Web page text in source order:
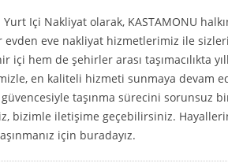
Yurt Içi Nakliyat olarak, KASTAMONU
evden eve nakliyat hizmetlerimiz ile
içi hem de şehirler arası taşımacılıkta
en kaliteli hizmeti sunmaya devam
taşınma sürecini sorunsuz
bizimle iletişime geçebilirsiniz.
için buradayız.